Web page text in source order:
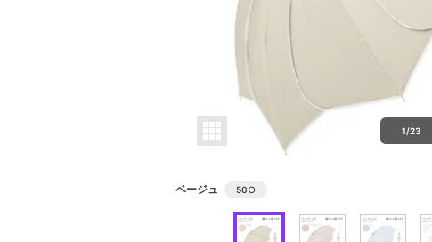
1/23
ベージュ 50○